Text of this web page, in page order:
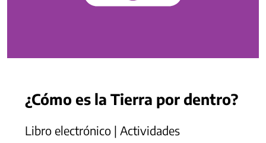
¿Cómo es la Tierra por dentro?
Libro electrónico | Actividades